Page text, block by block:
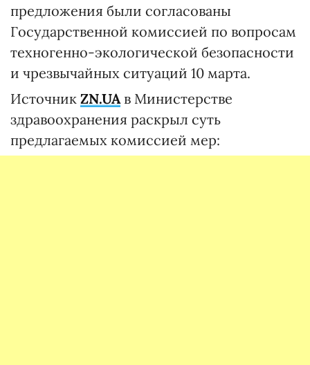
предложения были согласованы
Государственной комиссией по вопросам
техногенно-экологической безопасности
и чрезвычайных ситуаций 10 марта.
Источник ZN.UAв Министерстве
здравоохранения раскрыл суть
предлагаемых комиссией мер: